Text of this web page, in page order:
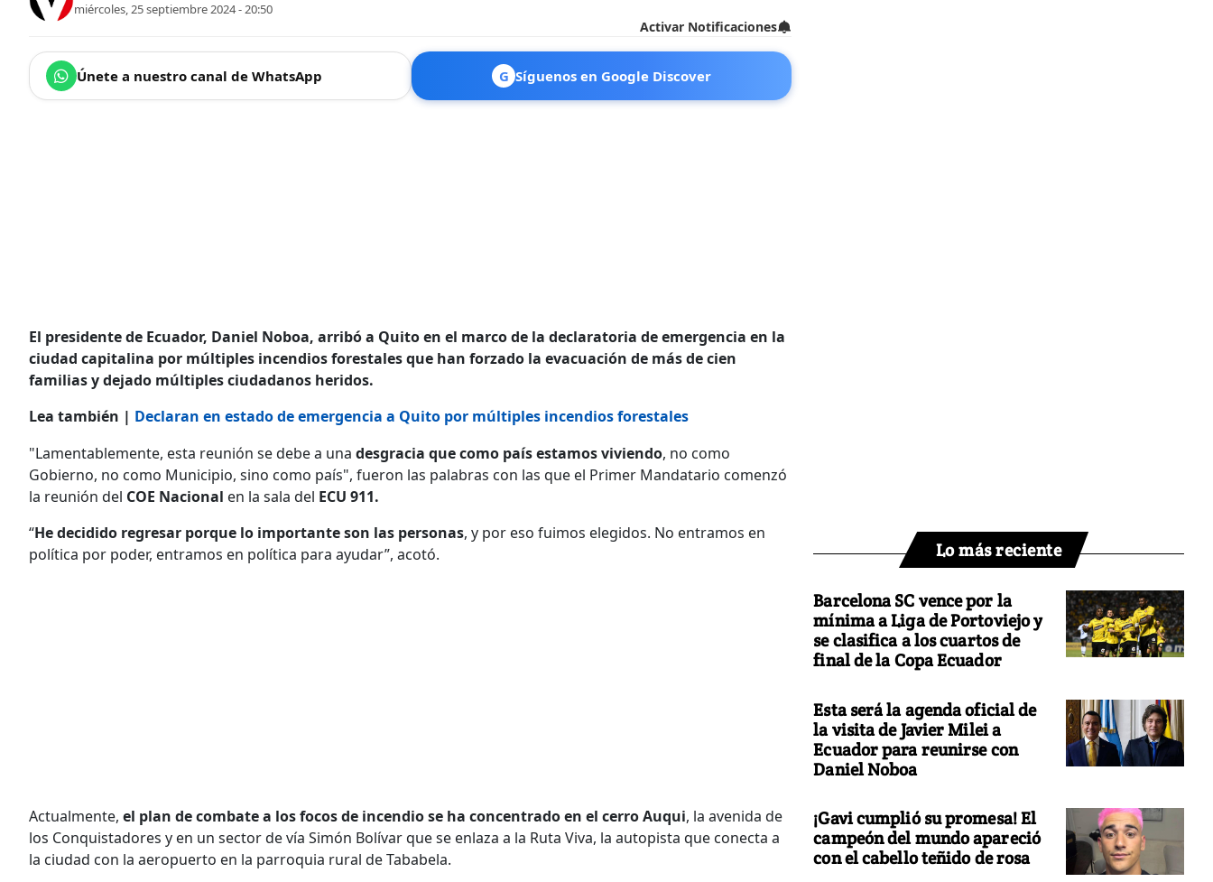
miércoles, 25 septiembre 2024 - 20:50
Activar Notificaciones
Únete a nuestro canal de WhatsApp G Síguenos en Google Discover
El presidente de Ecuador, Daniel Noboa, arribó a Quito en el marco de la declaratoria de emergencia en la
ciudad capitalina por múltiples incendios forestales que han forzado la evacuación de más de cien
familias y dejado múltiples ciudadanos heridos.
Lea también | Declaran en estado de emergencia a Quito por múltiples incendios forestales
"Lamentablemente, esta reunión se debe a una desgracia que como país estamos viviendo, no como
Gobierno, no como Municipio, sino como país", fueron las palabras con las que el Primer Mandatario comenzó
la reunión del COE Nacional en la sala del ECU 911.
“He decidido regresar porque lo importante son las personas, y por eso fuimos elegidos. No entramos en
política por poder, entramos en política para ayudar”, acotó.
Actualmente, el plan de combate a los focos de incendio se ha concentrado en el cerro Auqui, la avenida de
los Conquistadores y en un sector de vía Simón Bolívar que se enlaza a la Ruta Viva, la autopista que conecta a
la ciudad con la aeropuerto en la parroquia rural de Tababela.
Lo más reciente
Barcelona SC vence por la
mínima a Liga de Portoviejo y
se clasifica a los cuartos de
final de la Copa Ecuador
Esta será la agenda oficial de
la visita de Javier Milei a
Ecuador para reunirse con
Daniel Noboa
¡Gavi cumplió su promesa! El
campeón del mundo apareció
con el cabello teñido de rosa